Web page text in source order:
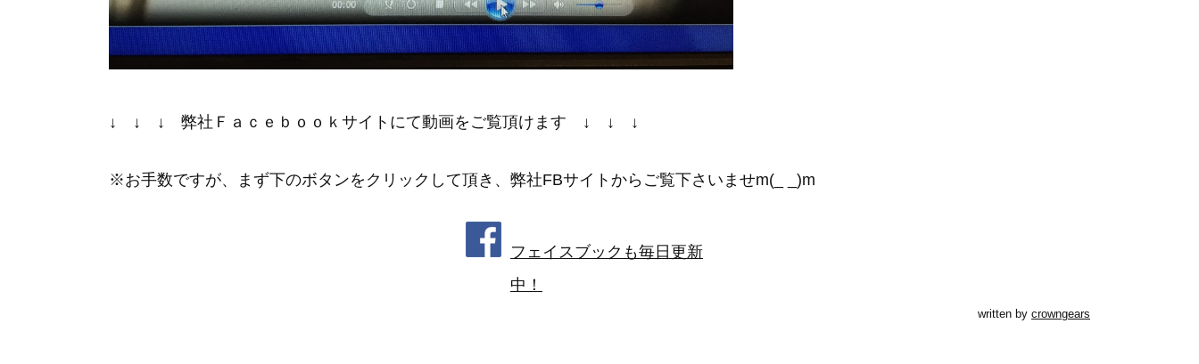
↓ ↓ ↓ 弊社Ｆａｃｅｂｏｏｋサイトにて動画をご覧頂けます ↓ ↓ ↓
※お手数ですが、まず下のボタンをクリックして頂き、弊社FBサイトからご覧下さいませm(_ _)m
フェイスブックも毎日更新
中！
written by crowngears